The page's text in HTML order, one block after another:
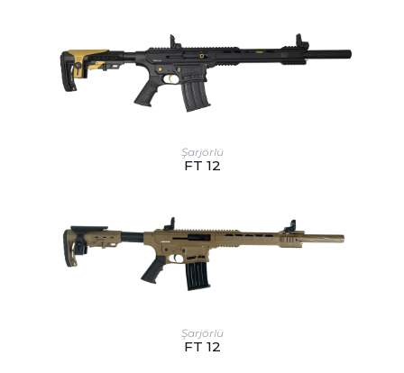
Şarjörlü
FT 12
Şarjörlü
FT 12